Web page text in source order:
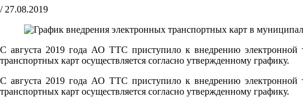
/ 27.08.2019
С августа 2019 года АО ТТС приступило к внедрению электронной
транспортных карт осуществляется согласно утвержденному графику.
С августа 2019 года АО ТТС приступило к внедрению электронной
транспортных карт осуществляется согласно утвержденному графику.